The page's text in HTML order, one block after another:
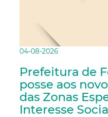
04-08-2026
Prefeitura de
posse aos
das Zonas
Interesse